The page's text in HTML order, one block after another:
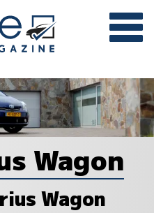
Wagon
Wagon